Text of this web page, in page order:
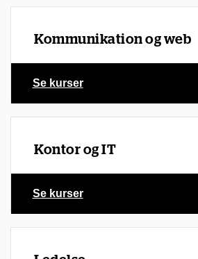
Kommunikation og web
Se kurser
Kontor og IT
Se kurser